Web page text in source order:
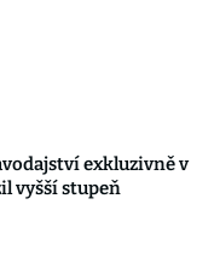
exkluzivně v
vyšší stupeň